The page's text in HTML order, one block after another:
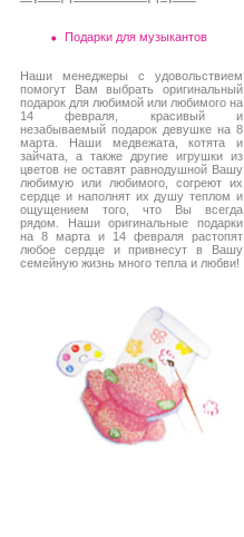
Подарки для музыкантов
Наши менеджеры с удовольствием
помогут Вам выбрать оригинальный
подарок для любимой или любимого на
14 февраля, красивый и
незабываемый подарок девушке на 8
марта. Наши медвежата, котята и
зайчата, а также другие игрушки из
цветов не оставят равнодушной Вашу
любимую или любимого, согреют их
сердце и наполнят их душу теплом и
ощущением того, что Вы всегда
рядом. Наши оригинальные подарки
на 8 марта и 14 февраля растопят
любое сердце и привнесут в Вашу
семейную жизнь много тепла и любви!